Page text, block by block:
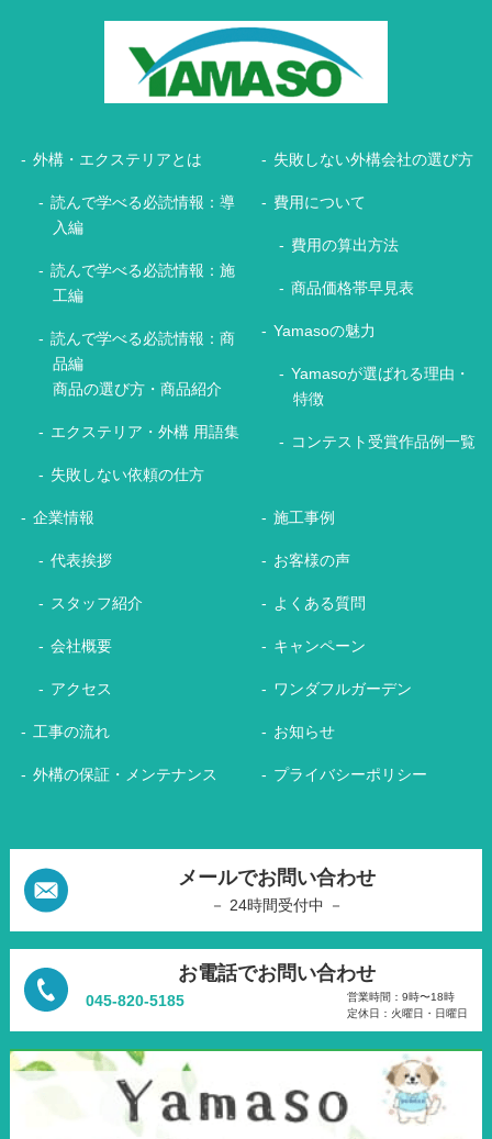
外構・エクステリアとは
読んで学べる必読情報：導
入編
読んで学べる必読情報：施
工編
読んで学べる必読情報：商
品編
商品の選び方・商品紹介
エクステリア・外構 用語集
失敗しない依頼の仕方
失敗しない外構会社の選び方
費用について
費用の算出方法
商品価格帯早見表
Yamasoの魅力
Yamasoが選ばれる理由・
特徴
コンテスト受賞作品例一覧
企業情報
代表挨拶
スタッフ紹介
会社概要
アクセス
工事の流れ
外構の保証・メンテナンス
施工事例
お客様の声
よくある質問
キャンペーン
ワンダフルガーデン
お知らせ
プライバシーポリシー
メールでお問い合わせ
－ 24時間受付中 －
お電話でお問い合わせ
045-820-5185
営業時間：9時〜18時
定休日：火曜日・日曜日